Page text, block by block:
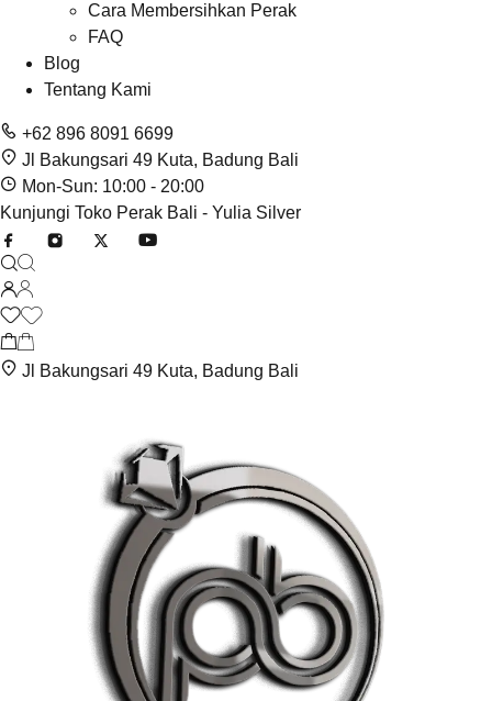
Cara Membersihkan Perak
FAQ
Blog
Tentang Kami
+62 896 8091 6699
Jl Bakungsari 49 Kuta, Badung Bali
Mon-Sun: 10:00 - 20:00
Kunjungi Toko Perak Bali - Yulia Silver
Jl Bakungsari 49 Kuta, Badung Bali